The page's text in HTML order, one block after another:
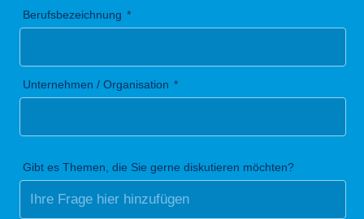
Berufsbezeichnung
Unternehmen / Organisation
Gibt es Themen, die Sie gerne diskutieren möchten?